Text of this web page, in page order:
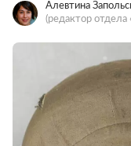
Алевтина
(редактор